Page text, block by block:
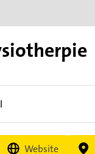
Website